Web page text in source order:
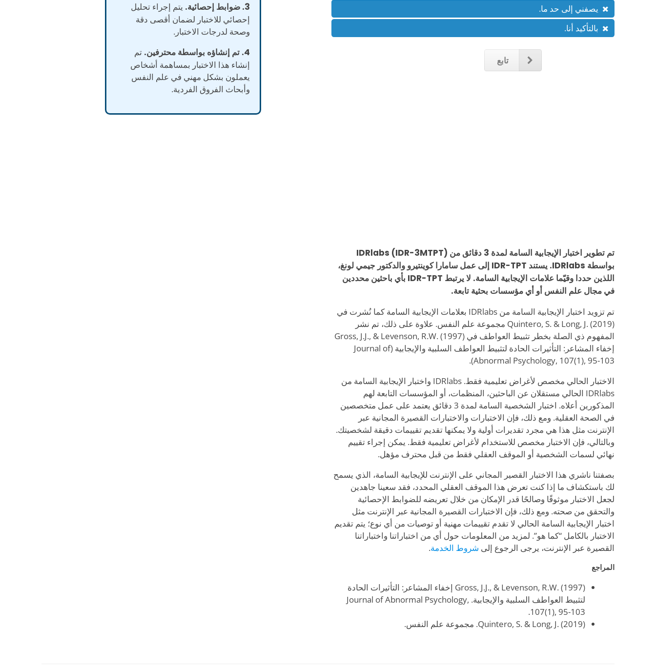
يصفني إلى حد ما.
بالتأكيد أنا.
تابع
تم تطوير اختبار الإيجابية السامة لمدة 3 دقائق من IDRlabs (IDR-3MTPT)
بواسطة IDRlabs. يستند IDR-TPT إلى عمل سامارا كوينتيرو والدكتور جيمي لونغ،
اللذين حددا وقيّما علامات الإيجابية السامة. لا يرتبط IDR-TPT بأي باحثين محددين
في مجال علم النفس أو أي مؤسسات بحثية تابعة.
تم تزويد اختبار الإيجابية السامة من IDRlabs بعلامات الإيجابية السامة كما نُشرت في
Quintero, S. & Long, J. (2019) مجموعة علم النفس. علاوة على ذلك، تم نشر
المفهوم ذي الصلة بخطر تثبيط العواطف في Gross, J.J., & Levenson, R.W. (1997)
إخفاء المشاعر: التأثيرات الحادة لتثبيط العواطف السلبية والإيجابية (Journal of
Abnormal Psychology, 107(1), 95-103).
الاختبار الحالي مخصص لأغراض تعليمية فقط. IDRlabs واختبار الإيجابية السامة من
IDRlabs الحالي مستقلان عن الباحثين، المنظمات، أو المؤسسات التابعة لهم
المذكورين أعلاه. اختبار الشخصية السامة لمدة 3 دقائق يعتمد على عمل متخصصين
في الصحة العقلية. ومع ذلك، فإن الاختبارات والاختبارات القصيرة المجانية عبر
الإنترنت مثل هذا هي مجرد تقديرات أولية ولا يمكنها تقديم تقييمات دقيقة لشخصيتك.
وبالتالي، فإن الاختبار مخصص للاستخدام لأغراض تعليمية فقط. يمكن إجراء تقييم
نهائي لسمات الشخصية أو الموقف العقلي فقط من قبل محترف مؤهل.
بصفتنا ناشري هذا الاختبار القصير المجاني على الإنترنت للإيجابية السامة، الذي يسمح
لك باستكشاف ما إذا كنت تعرض هذا الموقف العقلي المحدد، فقد سعينا جاهدين
لجعل الاختبار موثوقًا وصالحًا قدر الإمكان من خلال تعريضه للضوابط الإحصائية
والتحقق من صحته. ومع ذلك، فإن الاختبارات القصيرة المجانية عبر الإنترنت مثل
اختبار الإيجابية السامة الحالي لا تقدم تقييمات مهنية أو توصيات من أي نوع؛ يتم تقديم
الاختبار بالكامل “كما هو”. لمزيد من المعلومات حول أي من اختباراتنا واختباراتنا
القصيرة عبر الإنترنت، يرجى الرجوع إلى شروط الخدمة.
المراجع
Gross, J.J., & Levenson, R.W. (1997) إخفاء المشاعر: التأثيرات الحادة
لتثبيط العواطف السلبية والإيجابية. Journal of Abnormal Psychology,
107(1), 95-103.
Quintero, S. & Long, J. (2019). مجموعة علم النفس.
3. ضوابط إحصائية.
يتم إجراء تحليل
إحصائي للاختبار لضمان أقصى دقة
وصحة لدرجات الاختبار.
4. تم إنشاؤه بواسطة محترفين.
تم
إنشاء هذا الاختبار بمساهمة أشخاص
يعملون بشكل مهني في علم النفس
وأبحاث الفروق الفردية.